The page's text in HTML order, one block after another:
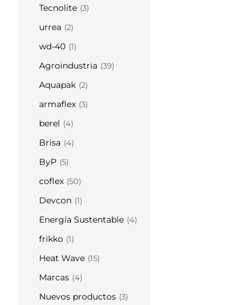
Tecnolite (3)
urrea (2)
wd-40 (1)
Agroindustria (39)
Aquapak (2)
armaflex (3)
berel (4)
Brisa (4)
ByP (5)
coflex (50)
Devcon (1)
Energía Sustentable (4)
frikko (1)
Heat Wave (15)
Marcas (4)
Nuevos productos (3)